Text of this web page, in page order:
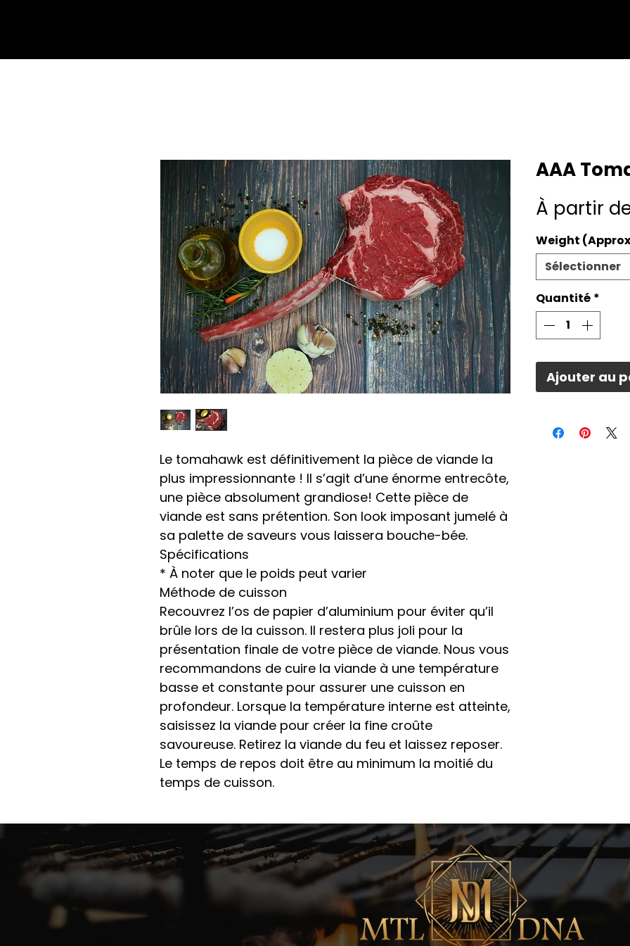
Le tomahawk est définitivement la pièce de viande la
plus impressionnante ! Il s’agit d’une énorme entrecôte,
une pièce absolument grandiose! Cette pièce de
viande est sans prétention. Son look imposant jumelé à
sa palette de saveurs vous laissera bouche-bée.
Spécifications
* À noter que le poids peut varier
Méthode de cuisson
Recouvrez l’os de papier d’aluminium pour éviter qu’il
brûle lors de la cuisson. Il restera plus joli pour la
présentation finale de votre pièce de viande. Nous vous
recommandons de cuire la viande à une température
basse et constante pour assurer une cuisson en
profondeur. Lorsque la température interne est atteinte,
saisissez la viande pour créer la fine croûte
savoureuse. Retirez la viande du feu et laissez reposer.
Le temps de repos doit être au minimum la moitié du
temps de cuisson.
AAA
À partir
Weight
Sélectionner
Quantité *
Ajouter au